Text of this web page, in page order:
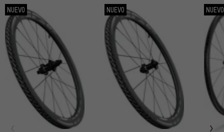
NUEVO NUEVO NUEVO